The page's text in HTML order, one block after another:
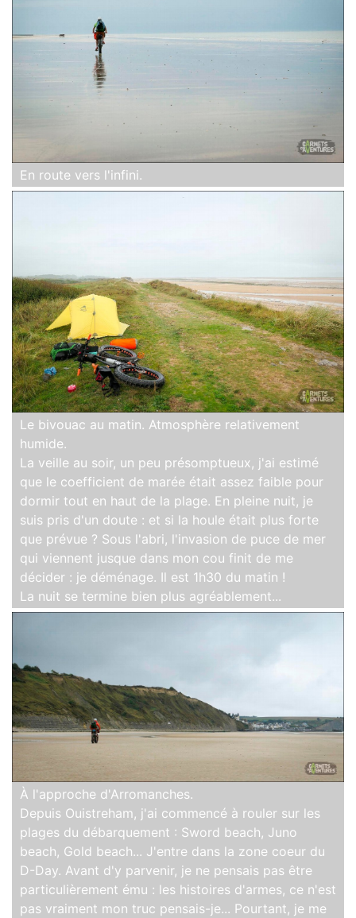
En route vers l'infini.
Le bivouac au matin. Atmosphère relativement
humide.
La veille au soir, un peu présomptueux, j'ai estimé
que le coefficient de marée était assez faible pour
dormir tout en haut de la plage. En pleine nuit, je
suis pris d'un doute : et si la houle était plus forte
que prévue ? Sous l'abri, l'invasion de puce de mer
qui viennent jusque dans mon cou finit de me
décider : je déménage. Il est 1h30 du matin !
La nuit se termine bien plus agréablement...
À l'approche d'Arromanches.
Depuis Ouistreham, j'ai commencé à rouler sur les
plages du débarquement : Sword beach, Juno
beach, Gold beach... J'entre dans la zone coeur du
D-Day. Avant d'y parvenir, je ne pensais pas être
particulièrement ému : les histoires d'armes, ce n'est
pas vraiment mon truc pensais-je... Pourtant, je me